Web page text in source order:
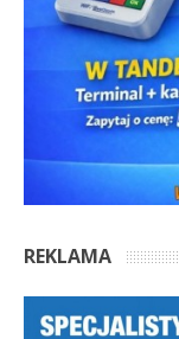
REKLAMA